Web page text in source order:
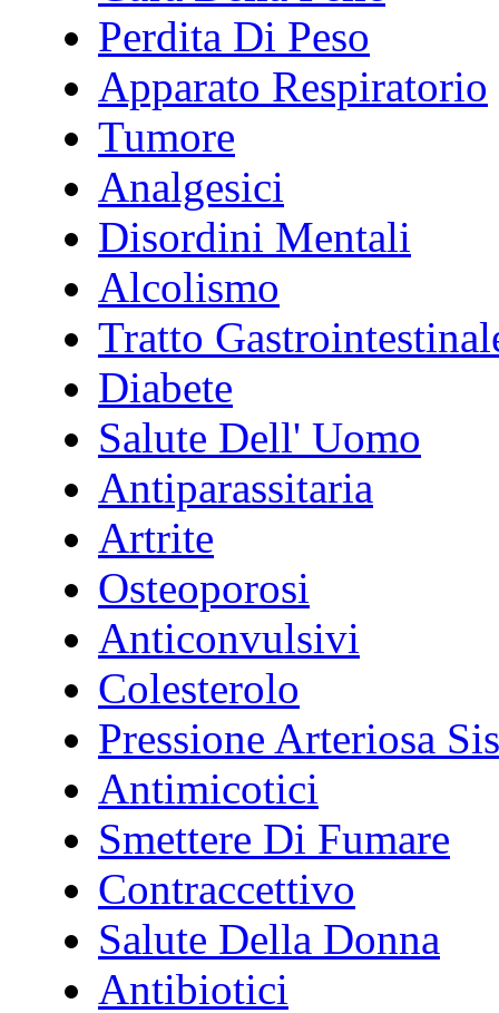
Perdita Di Peso
Apparato Respiratorio
Tumore
Analgesici
Disordini Mentali
Alcolismo
Tratto
Diabete
Salute Dell' Uomo
Antiparassitaria
Artrite
Osteoporosi
Anticonvulsivi
Colesterolo
Pressione Arteriosa
Antimicotici
Smettere Di Fumare
Contraccettivo
Salute Della Donna
Antibiotici